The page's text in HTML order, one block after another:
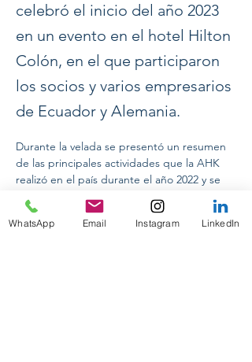
celebró el inicio del año 2023
en un evento en el hotel Hilton
Colón, en el que participaron
los socios y varios empresarios
de Ecuador y Alemania.
Previous
Durante la velada se presentó un resumen
de las principales actividades que la AHK
realizó en el país durante el año 2022 y se
presentó a los nuevos socios que se han
adscrito a la cámara en el último año, entre
los cuales estuvo presente la Corporación
WhatsApp Email Instagram LinkedIn